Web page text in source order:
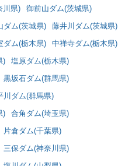
川県)
御前山ダム(茨城県)
ダム(茨城県)
藤井川ダム(茨城県)
ダム(栃木県)
中禅寺ダム(栃木県)
)
塩原ダム(栃木県)
黒坂石ダム(群馬県)
川ダム(群馬県)
)
合角ダム(埼玉県)
片倉ダム(千葉県)
三保ダム(神奈川県)